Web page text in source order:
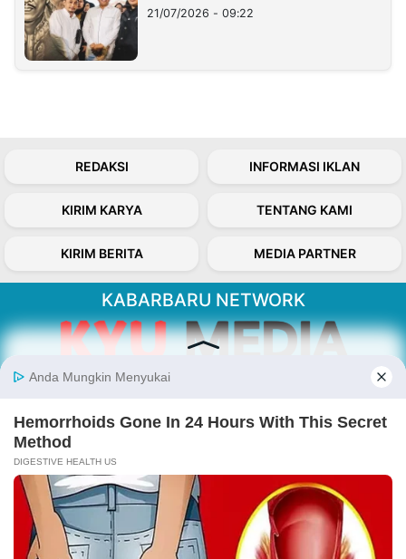
21/07/2026 - 09:22
REDAKSI INFORMASI IKLAN
KIRIM KARYA TENTANG KAMI
KIRIM BERITA MEDIA PARTNER
KABARBARU NETWORK
Follow Kabarbaru